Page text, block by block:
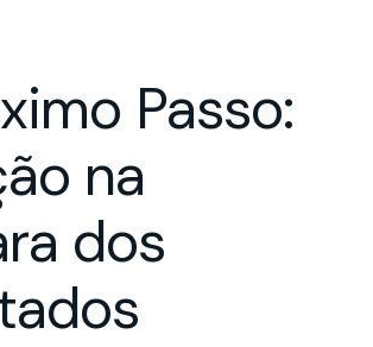
Passo:
na
dos